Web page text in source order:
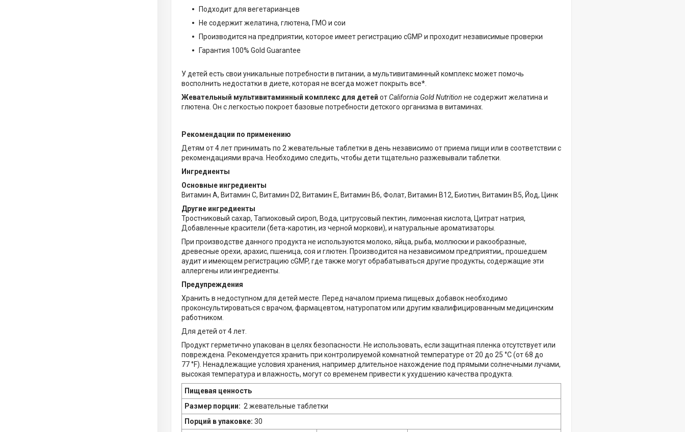
Подходит для вегетарианцев
Не содержит желатина, глютена, ГМО и сои
Производится на предприятии, которое имеет регистрацию cGMP и проходит независимые проверки
Гарантия 100% Gold Guarantee
У детей есть свои уникальные потребности в питании, а мультивитаминный комплекс может помочь
восполнить недостатки в диете, которая не всегда может покрыть все*.
Жевательный мультивитаминный комплекс для детей отCalifornia Gold Nutrition не содержит желатина и
глютена. Он с легкостью покроет базовые потребности детского организма в витаминах.
Рекомендации по применению
Детям от 4 лет принимать по 2 жевательные таблетки в день независимо от приема пищи или в соответствии с
рекомендациями врача. Необходимо следить, чтобы дети тщательно разжевывали таблетки.
Ингредиенты
Основные ингредиенты
Витамин A, Витамин C, Витамин D2, Витамин E, Витамин B6, Фолат, Витамин B12, Биотин, Витамин B5, Йод, Цинк
Другие ингредиенты
Тростниковый сахар, Тапиоковый сироп, Вода, цитрусовый пектин, лимонная кислота, Цитрат натрия,
Добавленные красители (бета-каротин, из черной моркови), и натуральные ароматизаторы.
При производстве данного продукта не используются молоко, яйца, рыба, моллюски и ракообразные,
древесные орехи, арахис, пшеница, соя и глютен. Производится на независимом предприятии,, прошедшем
аудит и имеющем регистрацию cGMP, где также могут обрабатываться другие продукты, содержащие эти
аллергены или ингредиенты.
Предупреждения
Хранить в недоступном для детей месте. Перед началом приема пищевых добавок необходимо
проконсультироваться с врачом, фармацевтом, натуропатом или другим квалифицированным медицинским
работником.
Для детей от 4 лет.
Продукт герметично упакован в целях безопасности. Не использовать, если защитная пленка отсутствует или
повреждена. Рекомендуется хранить при контролируемой комнатной температуре от 20 до 25 °C (от 68 до
77 °F). Ненадлежащие условия хранения, например длительное нахождение под прямыми солнечными лучами,
высокая температура и влажность, могут со временем привести к ухудшению качества продукта.
Пищевая ценность
Размер порции: 2 жевательные таблетки
Порций в упаковке: 30